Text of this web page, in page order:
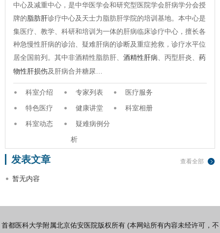
中心及减重中心，是中华医学会和研究型医院学会肝病学分会授
牌的脂肪肝诊疗中心及天士力脂肪肝学院的培训基地。本中心是
集医疗、教学、科研和培训为一体的肝病临床诊疗中心，擅长各
种急慢性肝病的诊治、疑难肝病的诊断及重症抢救，诊疗水平位
居全国前列。其中非酒精性脂肪肝、 酒精性肝病 、丙型肝炎、 药
物性肝损伤及肝病合并糖尿…
科室介绍 专家列表
医疗服务
特色医疗
健康讲堂
科室相册
科室动态
疑难病例分
析
查看全部
发表文章
暂无内容
首都医科大学附属北京佑安医院版权所有 (本网站所有内容未经许可，不